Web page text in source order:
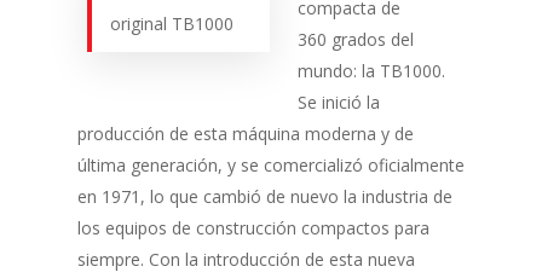
original TB1000
compacta de
360 grados del
mundo: la TB1000.
Se inició la
producción de esta máquina moderna y de
última generación, y se comercializó oficialmente
en 1971, lo que cambió de nuevo la industria de
los equipos de construcción compactos para
siempre. Con la introducción de esta nueva